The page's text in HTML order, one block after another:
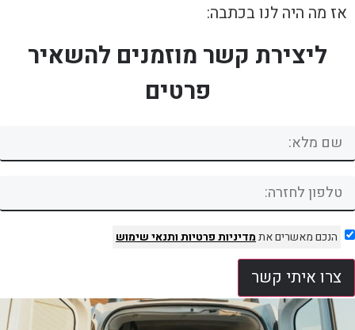
אז מה היה לנו בכתבה:
ליצירת קשר מוזמנים להשאיר
פרטים
הנכם מאשרים אתמדיניות פרטיותותנאי שימוש
צרו איתי קשר